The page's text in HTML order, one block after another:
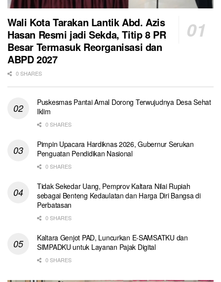
Wali Kota Tarakan Lantik Abd. Azis
Hasan Resmi jadi Sekda, Titip 8 PR
Besar Termasuk Reorganisasi dan
ABPD 2027
0 SHARES
Puskesmas Pantai Amal Dorong Terwujudnya Desa Sehat
Iklim
0 SHARES
Pimpin Upacara Hardiknas 2026, Gubernur Serukan
Penguatan Pendidikan Nasional
0 SHARES
Tidak Sekedar Uang, Pemprov Kaltara Nilai Rupiah
sebagai Benteng Kedaulatan dan Harga Diri Bangsa di
Perbatasan
0 SHARES
Kaltara Genjot PAD, Luncurkan E-SAMSATKU dan
SIMPADKU untuk Layanan Pajak Digital
0 SHARES